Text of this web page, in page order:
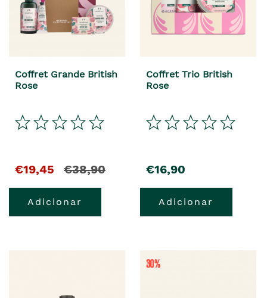
Coffret Grande British
Rose
€19,45 €38,90
Adicionar
Coffret Trio British
Rose
€16,90
Adicionar